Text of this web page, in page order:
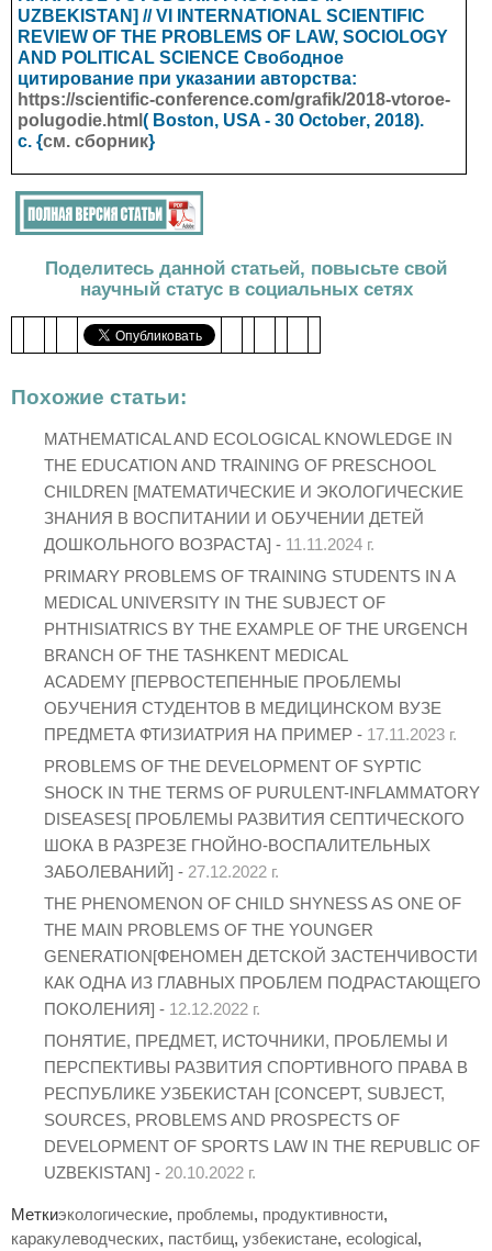
UZBEKISTAN] // VI INTERNATIONAL SCIENTIFIC
REVIEW OF THE PROBLEMS OF LAW, SOCIOLOGY
AND POLITICAL SCIENCE Свободное
цитирование при указании авторства:
https://scientific-conference.com/grafik/2018-vtoroe-
polugodie.html ( Boston, USA - 30 October, 2018).
с. {см. сборник}
Поделитесь данной статьей, повысьте свой
научный статус в социальных сетях
Похожие статьи:
MATHEMATICAL AND ECOLOGICAL KNOWLEDGE IN
THE EDUCATION AND TRAINING OF PRESCHOOL
CHILDREN [МАТЕМАТИЧЕСКИЕ И ЭКОЛОГИЧЕСКИЕ
ЗНАНИЯ В ВОСПИТАНИИ И ОБУЧЕНИИ ДЕТЕЙ
ДОШКОЛЬНОГО ВОЗРАСТА] - 11.11.2024 г.
PRIMARY PROBLEMS OF TRAINING STUDENTS IN A
MEDICAL UNIVERSITY IN THE SUBJECT OF
PHTHISIATRICS BY THE EXAMPLE OF THE URGENCH
BRANCH OF THE TASHKENT MEDICAL
ACADEMY [ПЕРВОСТЕПЕННЫЕ ПРОБЛЕМЫ
ОБУЧЕНИЯ СТУДЕНТОВ В МЕДИЦИНСКОМ ВУЗЕ
ПРЕДМЕТА ФТИЗИАТРИЯ НА ПРИМЕР - 17.11.2023 г.
PROBLEMS OF THE DEVELOPMENT OF SYPTIC
SHOCK IN THE TERMS OF PURULENT-INFLAMMATORY
DISEASES[ ПРОБЛЕМЫ РАЗВИТИЯ СЕПТИЧЕСКОГО
ШОКА В РАЗРЕЗЕ ГНОЙНО-ВОСПАЛИТЕЛЬНЫХ
ЗАБОЛЕВАНИЙ] - 27.12.2022 г.
THE PHENOMENON OF CHILD SHYNESS AS ONE OF
THE MAIN PROBLEMS OF THE YOUNGER
GENERATION[ФЕНОМЕН ДЕТСКОЙ ЗАСТЕНЧИВОСТИ
КАК ОДНА ИЗ ГЛАВНЫХ ПРОБЛЕМ ПОДРАСТАЮЩЕГО
ПОКОЛЕНИЯ] - 12.12.2022 г.
ПОНЯТИЕ, ПРЕДМЕТ, ИСТОЧНИКИ, ПРОБЛЕМЫ И
ПЕРСПЕКТИВЫ РАЗВИТИЯ СПОРТИВНОГО ПРАВА В
РЕСПУБЛИКЕ УЗБЕКИСТАН [CONCEPT, SUBJECT,
SOURCES, PROBLEMS AND PROSPECTS OF
DEVELOPMENT OF SPORTS LAW IN THE REPUBLIC OF
UZBEKISTAN] - 20.10.2022 г.
Меткиэкологические, проблемы, продуктивности,
каракулеводческих, пастбищ, узбекистане, ecological,